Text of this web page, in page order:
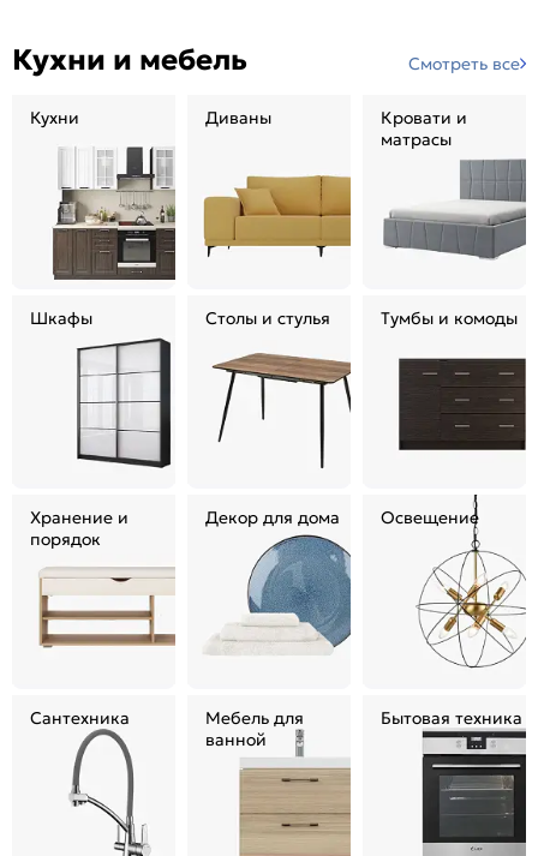
Кухни и мебель Смотреть все
Кухни Диваны
Кровати и
матрасы
Шкафы Столы и стулья Тумбы и комоды
Хранение и
порядок
Декор для дома Освещение
Сантехника
Мебель для
ванной
Бытовая техника